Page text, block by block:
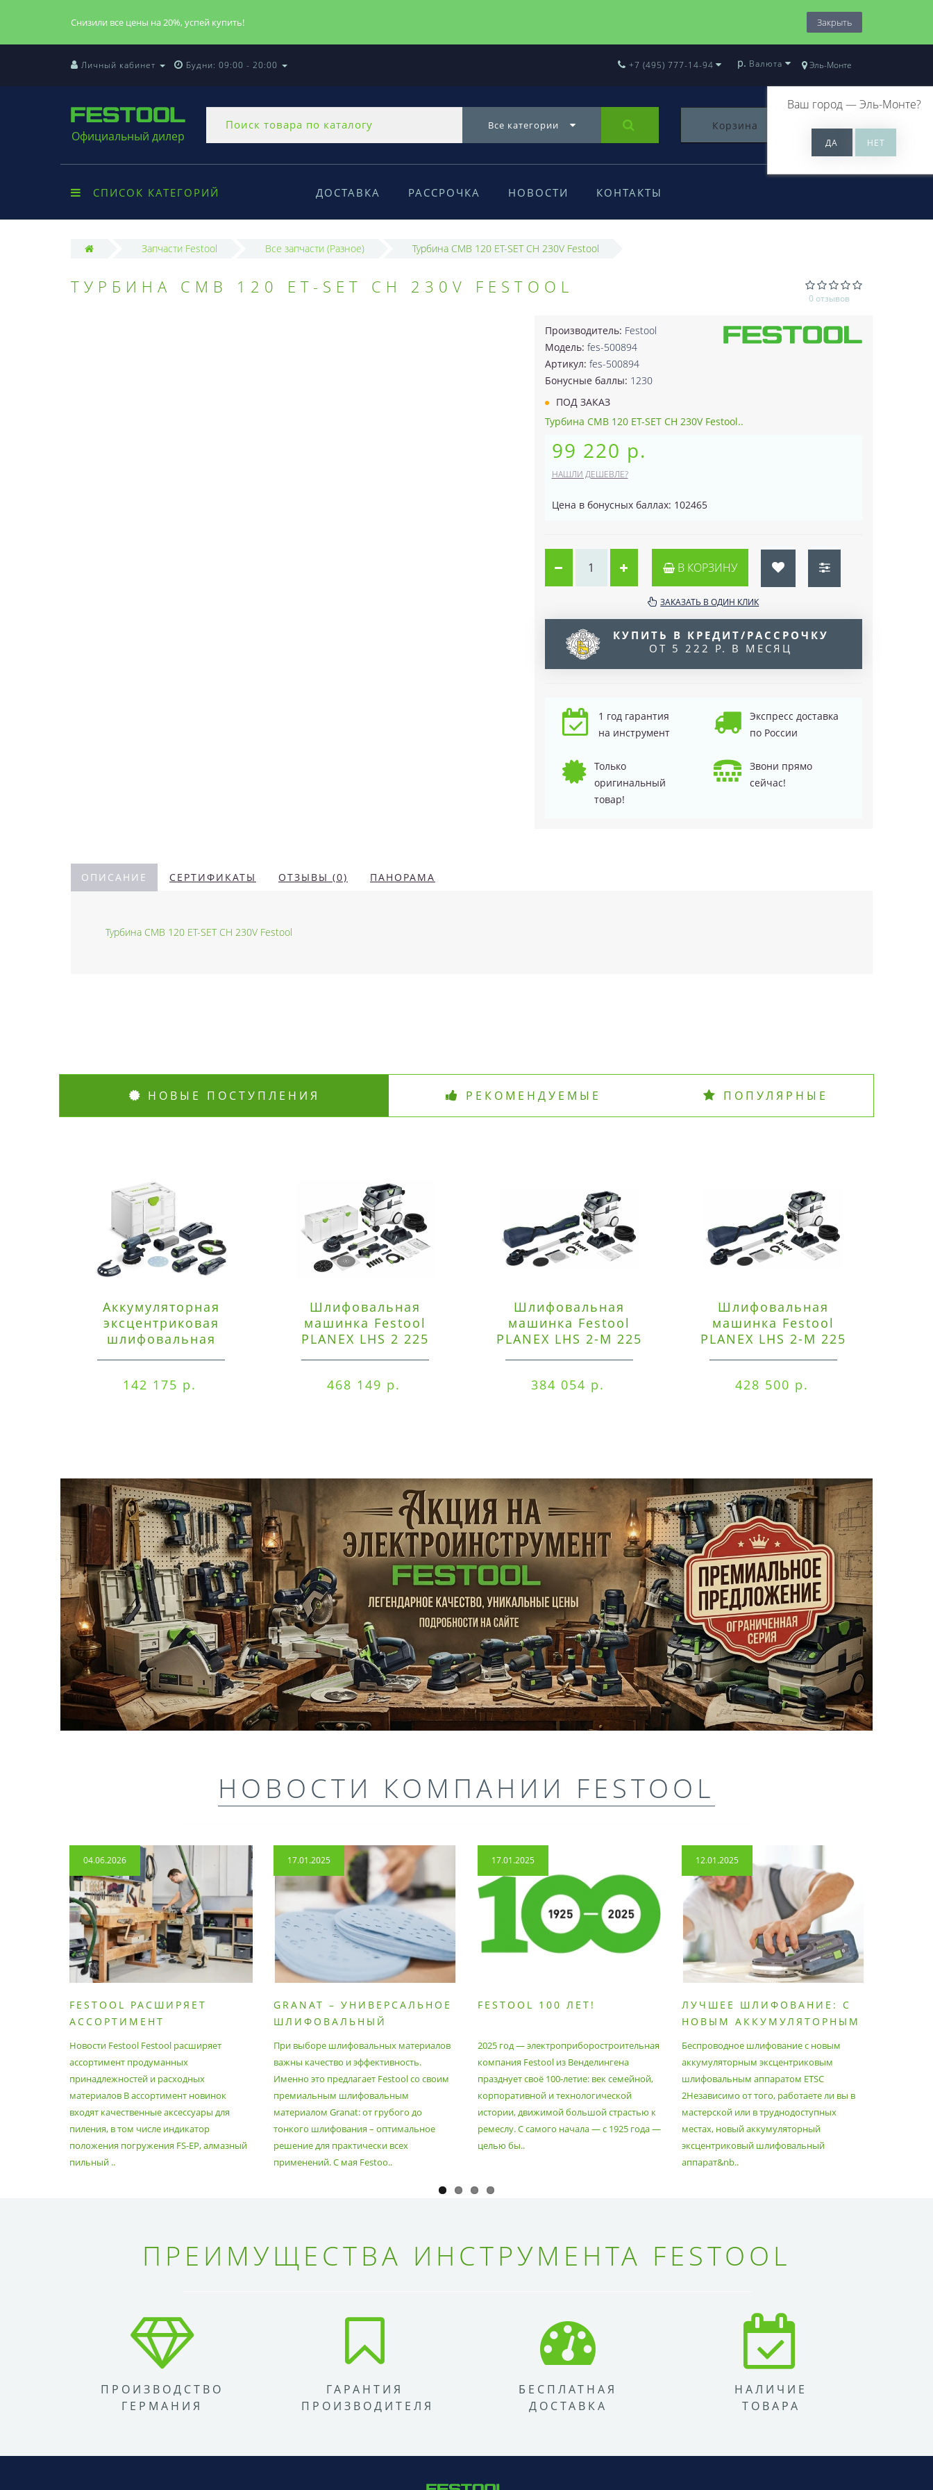
Снизили все цены на 20%, успей купить! Закрыть
Личный кабинет Будни: 09:00 - 20:00 Эль-Монте
Ваш город —Эль-Монте?
+7 (495) 777-14-94 р. Валюта
Официальный дилер
Все категории Корзина 0
СПИСОК КАТЕГОРИЙ ДОСТАВКА РАССРОЧКА НОВОСТИ КОНТАКТЫ
Запчасти Festool Все запчасти (Разное) Турбина CMB 120 ET-SET CH 230V Festool
ТУРБИНА CMB 120 ET-SET CH 230V FESTOOL
0 отзывов
Производитель: Festool
Модель: fes-500894
Артикул: fes-500894
Бонусные баллы: 1230
ПОД ЗАКАЗ
Турбина CMB 120 ET-SET CH 230V Festool..
99 220 р.
НАШЛИ ДЕШЕВЛЕ?
Цена в бонусных баллах: 102465
В КОРЗИНУ
ЗАКАЗАТЬ В ОДИН КЛИК
КУПИТЬ В КРЕДИТ/РАССРОЧКУ
ОТ 5 222 Р. В МЕСЯЦ
1 год гарантия
на инструмент
Экспресс доставка
по России
Только
оригинальный
товар!
Звони прямо
сейчас!
ОПИСАНИЕ СЕРТИФИКАТЫ ОТЗЫВЫ (0) ПАНОРАМА
Турбина CMB 120 ET-SET CH 230V Festool
НОВЫЕ ПОСТУПЛЕНИЯ РЕКОМЕНДУЕМЫЕ ПОПУЛЯРНЫЕ
Аккумуляторная
эксцентриковая
шлифовальная
142 175 р.
Шлифовальная
машинка Festool
PLANEX LHS 2 225
468 149 р.
Шлифовальная
машинка Festool
PLANEX LHS 2-M 225
384 054 р.
Шлифовальная
машинка Festool
PLANEX LHS 2-M 225
428 500 р.
НОВОСТИ КОМПАНИИ FESTOOL
04.06.2026
FESTOOL РАСШИРЯЕТ
АССОРТИМЕНТ
ПРИНАДЛЕЖНОСТЕЙ И
РАСХОДНЫХ МАТЕРИАЛОВ
Новости Festool Festool расширяет
ассортимент продуманных
принадлежностей и расходных
материалов В ассортимент новинок
входят качественные аксессуары для
пиления, в том числе индикатор
положения погружения FS-EP, алмазный
пильный ..
17.01.2025
GRANAT – УНИВЕРСАЛЬНОЕ
ШЛИФОВАЛЬНЫЙ
При выборе шлифовальных материалов
важны качество и эффективность.
Именно это предлагает Festool со своим
премиальным шлифовальным
материалом Granat: от грубого до
тонкого шлифования – оптимальное
решение для практически всех
применений. С мая Festoo..
17.01.2025
FESTOOL 100 ЛЕТ!
2025 год — электроприборостроительная
компания Festool из Венделингена
празднует своё 100-летие: век семейной,
корпоративной и технологической
истории, движимой большой страстью к
ремеслу. С самого начала — с 1925 года —
целью бы..
12.01.2025
ЛУЧШЕЕ ШЛИФОВАНИЕ: С
НОВЫМ АККУМУЛЯТОРНЫМ
АППАРАТОМ ETSC2
Беспроводное шлифование с новым
аккумуляторным эксцентриковым
шлифовальным аппаратом ETSC
2Независимо от того, работаете ли вы в
мастерской или в труднодоступных
местах, новый аккумуляторный
эксцентриковый шлифовальный
аппарат&nb..
ПРЕИМУЩЕСТВА ИНСТРУМЕНТА FESTOOL
ПРОИЗВОДСТВО
ГЕРМАНИЯ
ГАРАНТИЯ
ПРОИЗВОДИТЕЛЯ
БЕСПЛАТНАЯ
ДОСТАВКА
НАЛИЧИЕ
ТОВАРА